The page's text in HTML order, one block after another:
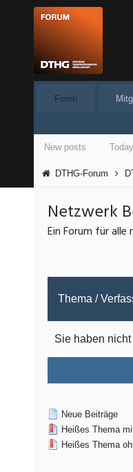
Foren
New posts
DTHG-Forum
Netzwerk
Ein Forum für
Thema /
Sie haben
Neue Beiträge
Heißes Thema
Heißes Thema